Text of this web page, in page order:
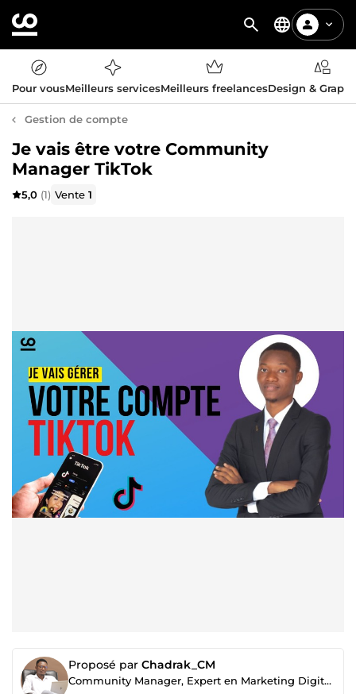
Pour vousMeilleurs servicesMeilleurs freelancesDesign &
Gestion de compte
Je vais être votre Community
Manager TikTok
5,0 (1) Vente1
Proposé par Chadrak_CM
Community Manager, Expert en Marketing Digital (Réseaux sociaux & Vente)